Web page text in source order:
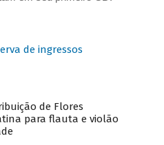
de ingressos
de Flores
para flauta e violão